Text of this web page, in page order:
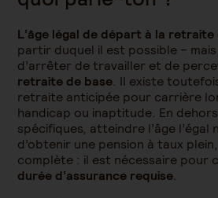
L’âge légal de départ à la retraite
partir duquel il est possible –
d’arrêter de travailler et de
retraite de base. Il existe
retraite anticipée pour carrière
handicap ou inaptitude. En
spécifiques, atteindre l’âge l’égal
d’obtenir une pension à taux
complète : il est nécessaire pour
durée d’assurance requise.